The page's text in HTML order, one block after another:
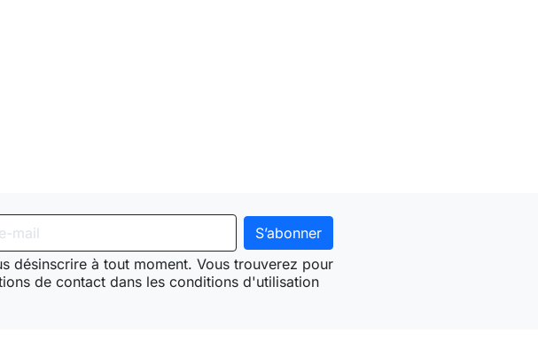
désinscrire à tout moment. Vous trouverez pour
de contact dans les conditions d'utilisation